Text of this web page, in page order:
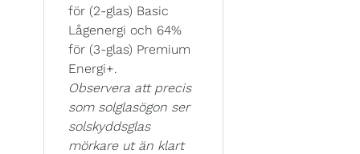
för (2-glas) Basic
Lågenergi och 64%
för (3-glas) Premium
Energi+.
Observera att precis
som solglasögon ser
solskyddsglas
mörkare ut än klart